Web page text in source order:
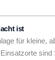
ist
für kleine,